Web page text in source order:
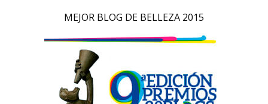
MEJOR BLOG DE BELLEZA 2015